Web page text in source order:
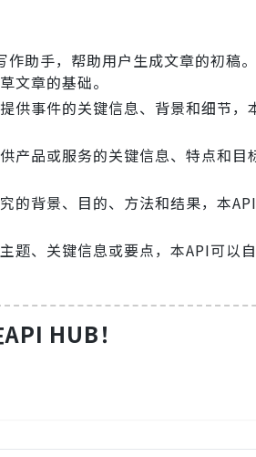
作助手，帮助用户生成文章的初稿
文章的基础。
供事件的关键信息、背景和细节
产品或服务的关键信息、特点和
的背景、目的、方法和结果，本
题、关键信息或要点，本API可以
HUB！